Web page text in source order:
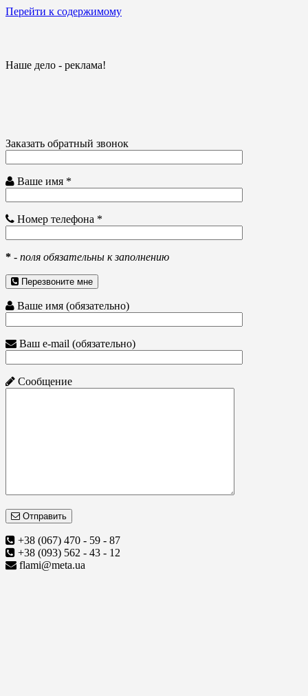
Перейти к содержимому
Наше дело - реклама!
Заказать обратный звонок
Ваше имя *
Номер телефона *
* - поля обязательны к заполнению
Перезвоните мне
Ваше имя (обязательно)
Ваш e-mail (обязательно)
Сообщение
Отправить
+38 (067) 470 - 59 - 87
+38 (093) 562 - 43 - 12
flami@meta.ua